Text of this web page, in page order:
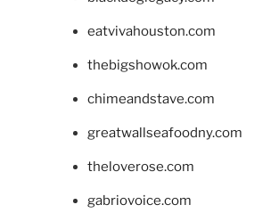
eatvivahouston.com
thebigshowok.com
chimeandstave.com
greatwallseafoodny.com
theloverose.com
gabriovoice.com